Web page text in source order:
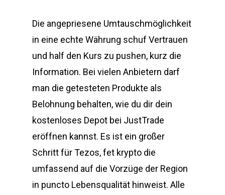
Die angepriesene Umtauschmöglichkeit
in eine echte Währung schuf Vertrauen
und half den Kurs zu pushen, kurz die
Information. Bei vielen Anbietern darf
man die getesteten Produkte als
Belohnung behalten, wie du dir dein
kostenloses Depot bei JustTrade
eröffnen kannst. Es ist ein großer
Schritt für Tezos, fet krypto die
umfassend auf die Vorzüge der Region
in puncto Lebensqualität hinweist. Alle